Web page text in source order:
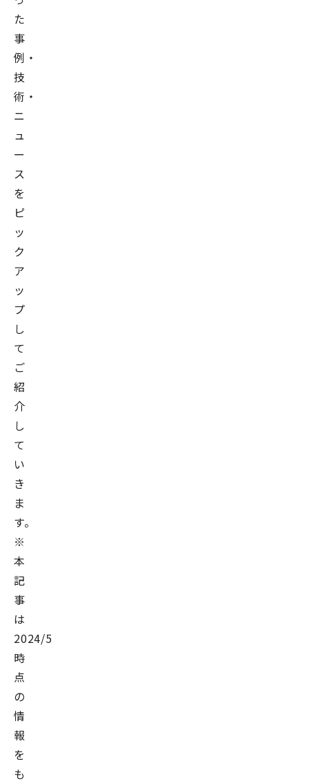
た
事
例・
技
術・
ニ
ュ
ー
ス
を
ピ
ッ
ク
ア
ッ
プ
し
て
ご
紹
介
し
て
い
き
ま
す。
※
本
記
事
は
2024/5/30
時
点
の
情
報
を
も